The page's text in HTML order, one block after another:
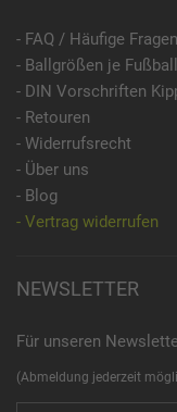
- FAQ / Häufige Fragen
- Ballgrößen je
- DIN Vorschriften
- Retouren
- Widerrufsrecht
- Über uns
- Blog
- Vertrag widerrufen
NEWSLETTER
Für unseren
(Abmeldung jederzeit